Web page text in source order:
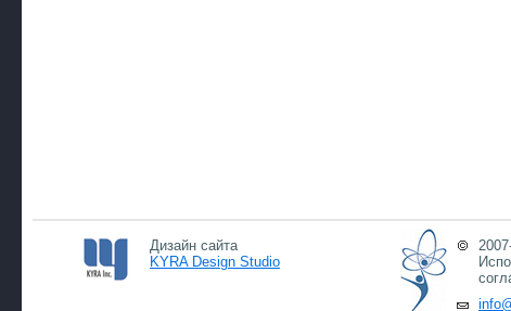
Дизайн сайта
KYRA Design Studio